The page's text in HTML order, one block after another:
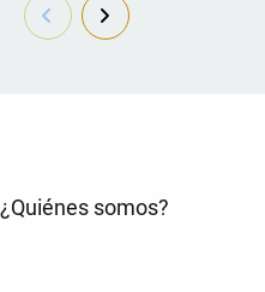
¿Quiénes somos?